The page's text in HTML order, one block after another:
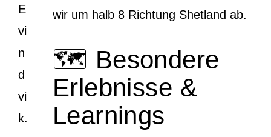
E
vi
n
d
vi
k.
wir um halb 8 Richtung Shetland ab.
🗺️ Besondere
Erlebnisse &
Learnings